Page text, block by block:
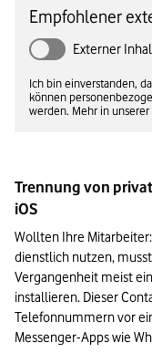
Empfohlener
Externer
Ich bin einverstanden,
können
werden. Mehr in unserer
Trennung von
iOS
Wollten Ihre
dienstlich nutzen,
Vergangenheit meist
installieren. Dieser
Telefonnummern vor
Messenger-Apps wie